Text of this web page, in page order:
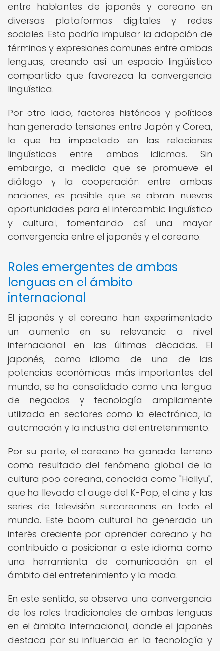
entre hablantes de japonés y coreano en
diversas plataformas digitales y redes
sociales. Esto podría impulsar la adopción de
términos y expresiones comunes entre ambas
lenguas, creando así un espacio lingüístico
compartido que favorezca la convergencia
lingüística.
Por otro lado, factores históricos y políticos
han generado tensiones entre Japón y Corea,
lo que ha impactado en las relaciones
lingüísticas entre ambos idiomas. Sin
embargo, a medida que se promueve el
diálogo y la cooperación entre ambas
naciones, es posible que se abran nuevas
oportunidades para el intercambio lingüístico
y cultural, fomentando así una mayor
convergencia entre el japonés y el coreano.
Roles emergentes de ambas
lenguas en el ámbito
internacional
El japonés y el coreano han experimentado
un aumento en su relevancia a nivel
internacional en las últimas décadas. El
japonés, como idioma de una de las
potencias económicas más importantes del
mundo, se ha consolidado como una lengua
de negocios y tecnología ampliamente
utilizada en sectores como la electrónica, la
automoción y la industria del entretenimiento.
Por su parte, el coreano ha ganado terreno
como resultado del fenómeno global de la
cultura pop coreana, conocida como "Hallyu",
que ha llevado al auge del K-Pop, el cine y las
series de televisión surcoreanas en todo el
mundo. Este boom cultural ha generado un
interés creciente por aprender coreano y ha
contribuido a posicionar a este idioma como
una herramienta de comunicación en el
ámbito del entretenimiento y la moda.
En este sentido, se observa una convergencia
de los roles tradicionales de ambas lenguas
en el ámbito internacional, donde el japonés
destaca por su influencia en la tecnología y